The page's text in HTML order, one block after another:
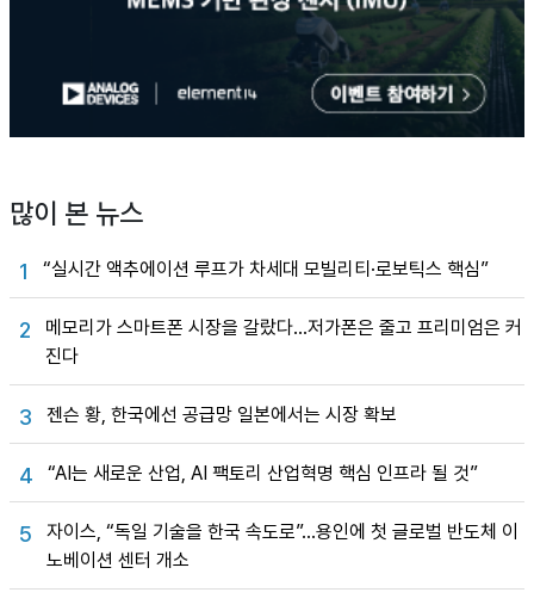
많이 본 뉴스
1 “실시간 액추에이션 루프가 차세대 모빌리티·로보틱스 핵심”
2
메모리가 스마트폰 시장을 갈랐다…저가폰은 줄고 프리미엄은 커
진다
3 젠슨 황, 한국에선 공급망 일본에서는 시장 확보
4 “AI는 새로운 산업, AI 팩토리 산업혁명 핵심 인프라 될 것”
5
자이스, “독일 기술을 한국 속도로”…용인에 첫 글로벌 반도체 이
노베이션 센터 개소